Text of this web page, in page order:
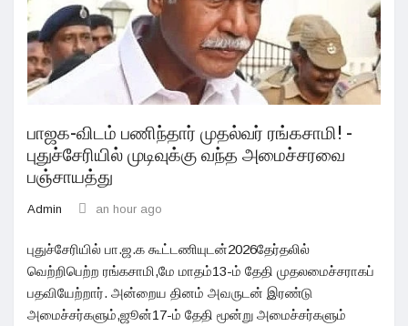
பாஜக-விடம் பணிந்தார் முதல்வர் ரங்கசாமி! -
புதுச்சேரியில் முடிவுக்கு வந்த அமைச்சரவை
பஞ்சாயத்து
Admin an hour ago
புதுச்சேரியில் பா.ஜ.க கூட்டணியுடன்2026தேர்தலில்
வெற்றிபெற்ற ரங்கசாமி,மே மாதம்13-ம் தேதி முதலமைச்சராகப்
பதவியேற்றார். அன்றைய தினம் அவருடன் இரண்டு
அமைச்சர்களும்,ஜூன்17-ம் தேதி மூன்று அமைச்சர்களும்